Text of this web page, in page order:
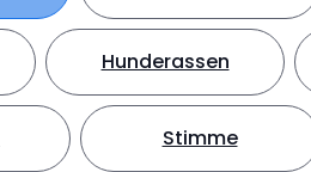
Hunderassen
Stimme